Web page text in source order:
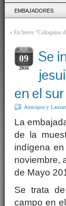
EMBAJADORES
« En breve “Coloquios
NOV
09
2016
Se
en el
Anticipos y
La
de la
indígena
noviembre,
de Mayo
Se trata
campo en